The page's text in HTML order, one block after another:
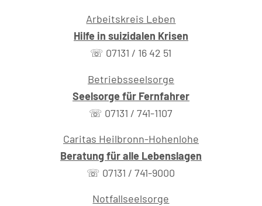
Arbeitskreis Leben
Hilfe in suizidalen Krisen
☏ 07131 / 16 42 51
Betriebsseelsorge
Seelsorge für Fernfahrer
☏ 07131 / 741-1107
Caritas Heilbronn-Hohenlohe
Beratung für alle Lebenslagen
☏ 07131 / 741-9000
Notfallseelsorge